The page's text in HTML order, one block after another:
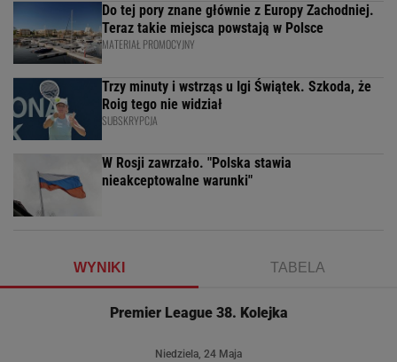
Do tej pory znane głównie z Europy Zachodniej.
Teraz takie miejsca powstają w Polsce
MATERIAŁ PROMOCYJNY
Trzy minuty i wstrząs u Igi Świątek. Szkoda, że
Roig tego nie widział
SUBSKRYPCJA
W Rosji zawrzało. "Polska stawia
nieakceptowalne warunki"
WYNIKI TABELA
Premier League 38. Kolejka
Niedziela, 24 Maja